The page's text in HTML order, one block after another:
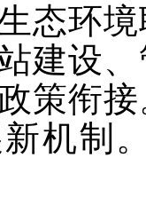
态环
建设
策衔
机制